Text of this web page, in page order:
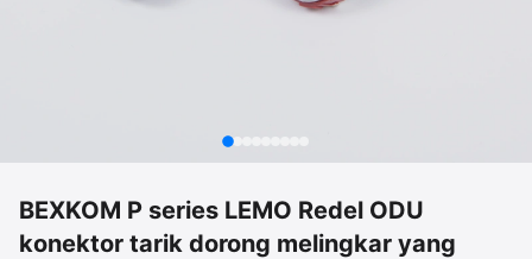
BEXKOM P series LEMO Redel ODU
konektor tarik dorong melingkar yang